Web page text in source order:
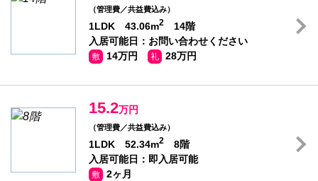
（管理費／共益費込み）
1LDK 43.06m2
14階
入居可能日：お問い合わせください
敷 14万円 礼 28万円
15.2万円
（管理費／共益費込み）
1LDK 52.34m2
8階
入居可能日：即入居可能
敷 2ヶ月